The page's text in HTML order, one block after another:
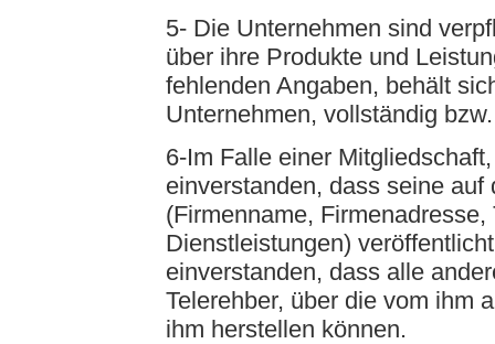
5- Die Unternehmen sind
über ihre Produkte und
fehlenden Angaben, behält
Unternehmen, vollständig
6-Im Falle einer
einverstanden, dass seine
(Firmenname,
Dienstleistungen)
einverstanden, dass alle
Telerehber, über die vom ihm
ihm herstellen können.